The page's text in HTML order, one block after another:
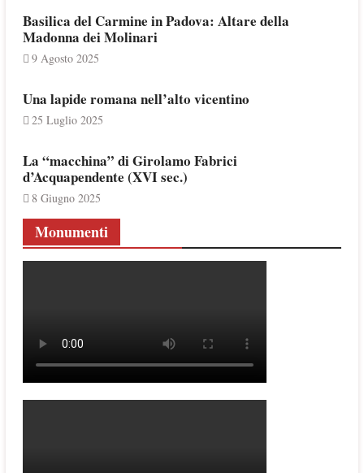
Basilica del Carmine in Padova: Altare della
Madonna dei Molinari
9 Agosto 2025
Una lapide romana nell’alto vicentino
25 Luglio 2025
La “macchina” di Girolamo Fabrici
d’Acquapendente (XVI sec.)
8 Giugno 2025
Monumenti